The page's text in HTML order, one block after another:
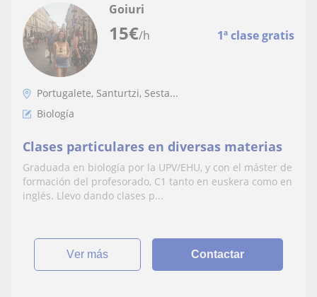
15€/h 1ª clase gratis
Goiuri
Portugalete, Santurtzi, Sesta...
Biología
Clases particulares en diversas materias
Graduada en biología por la UPV/EHU, y con el máster de
formación del profesorado, C1 tanto en euskera como en
inglés. Llevo dando clases p...
ver más Contactar